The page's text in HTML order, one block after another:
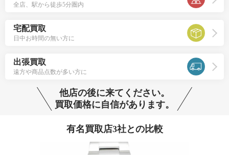
全店、駅から徒歩5分圏内
宅配買取
日中お時間の無い方に
出張買取
遠方や商品点数が多い方に
他店の後に来てください。
買取価格に自信があります。
有名買取店3社との比較